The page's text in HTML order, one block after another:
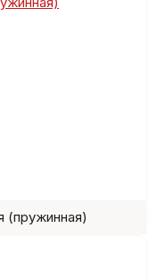
(пружинная)